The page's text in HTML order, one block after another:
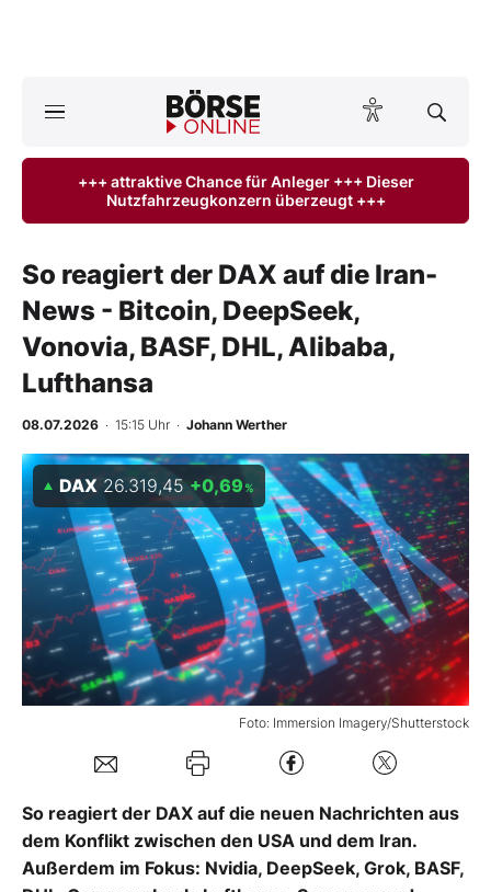
ktuelle Ausgabe BÖRSE ONLINE lesen
Anlageprodukte
Finanz-Check
Abo & Shop
BO-Musterdepots
Experten
Mein B:O
Mein Konto
Folgen Sie uns
Kontakt
+++ attraktive Chance für Anleger +++ Dieser
Nutzfahrzeugkonzern überzeugt +++
So reagiert der DAX auf die Iran-
News - Bitcoin, DeepSeek,
Vonovia, BASF, DHL, Alibaba,
Lufthansa
08.07.2026 · 15:15 Uhr · Johann Werther
Foto: Immersion Imagery/Shutterstock
DAX 26.319,45 +0,69 %
So reagiert der DAX auf die neuen Nachrichten aus
dem Konflikt zwischen den USA und dem Iran.
Außerdem im Fokus: Nvidia, DeepSeek, Grok, BASF,